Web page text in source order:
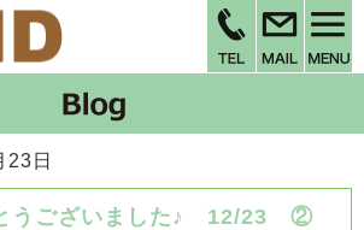
23日
うございました♪ 12/23 ②